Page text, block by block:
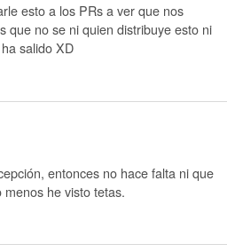
esto a los PRs a ver que nos
que no se ni quien distribuye esto ni
salido XD
entonces no hace falta ni que
he visto tetas.